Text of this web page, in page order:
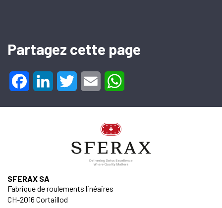
02 02
SA-OUV
815 A x 195
SU.620.000815.195.20
Partagez cette page
FacebookLinkedIn Twitter Email
SFERAX SA
Fabrique de roulements linéaires
CH-2016 Cortaillod